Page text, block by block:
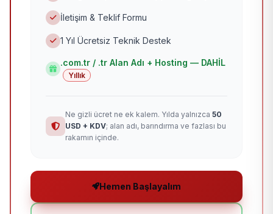
İletişim & Teklif Formu
1 Yıl Ücretsiz Teknik Destek
.com.tr / .tr Alan Adı + Hosting — DAHİL
Yıllık
Ne gizli ücret ne ek kalem. Yılda yalnızca 50
USD + KDV; alan adı, barındırma ve fazlası bu
rakamın içinde.
Hemen Başlayalım